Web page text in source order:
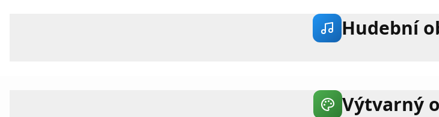
Hudební
Výtvarný